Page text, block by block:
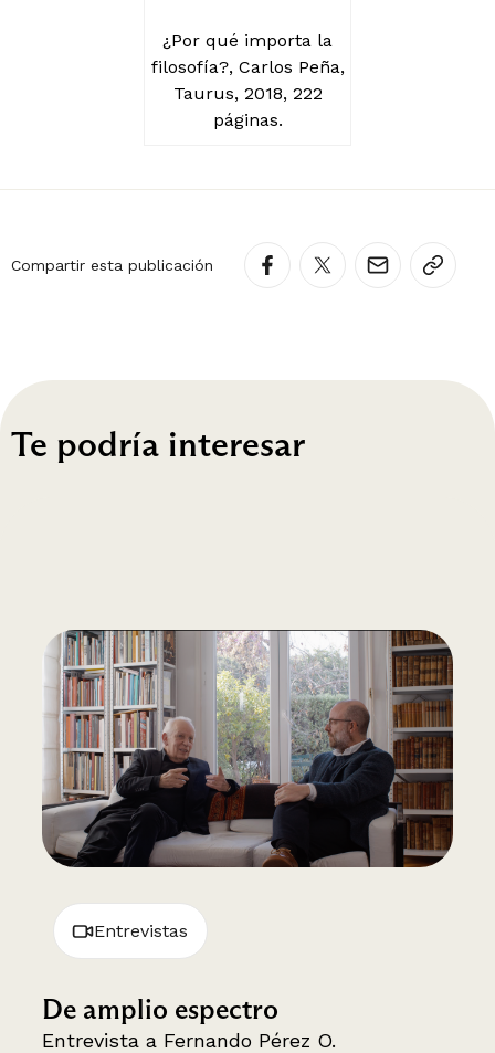
¿Por qué importa la
filosofía?, Carlos Peña,
Taurus, 2018, 222
páginas.
Compartir esta publicación
Te podría interesar
Entrevistas
De amplio espectro
Entrevista a Fernando Pérez O.